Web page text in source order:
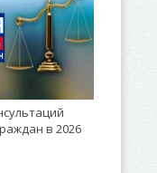
в 2026